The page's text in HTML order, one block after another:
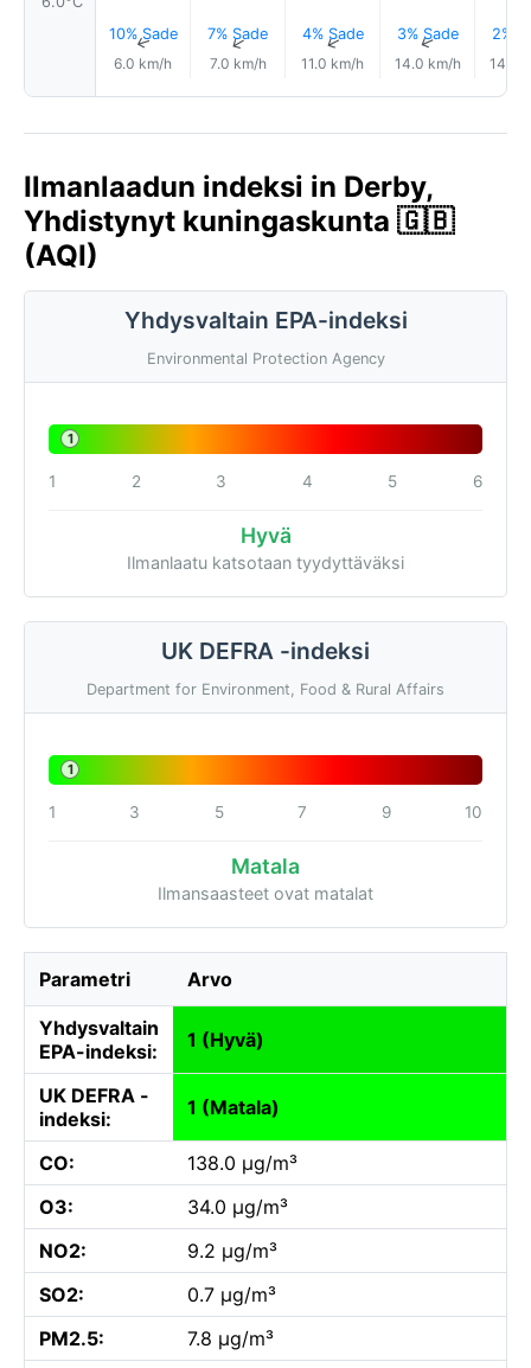
10% Sade
↑
6.0 km/h
7% Sade
↑
7.0 km/h
4% Sade
↑
11.0 km/h
3% Sade
↑
14.0 km/h
2%
14.0
Ilmanlaadun indeksi in Derby,
Yhdistynyt kuningaskunta 🇬🇧
(AQI)
Yhdysvaltain EPA-indeksi
Environmental Protection Agency
1
1 2 3 4 5 6
Hyvä
Ilmanlaatu katsotaan tyydyttäväksi
UK DEFRA -indeksi
Department for Environment, Food & Rural Affairs
1
1 3 5 7 9 10
Matala
Ilmansaasteet ovat matalat
Parametri Arvo
Yhdysvaltain
EPA-indeksi:
1 (Hyvä)
UK DEFRA -
indeksi:
1 (Matala)
CO:
138.0 µg/m³
O3:
34.0 µg/m³
NO2:
9.2 µg/m³
SO2:
0.7 µg/m³
PM2.5:
7.8 µg/m³